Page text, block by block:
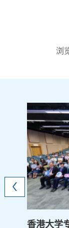
浏
香港大学